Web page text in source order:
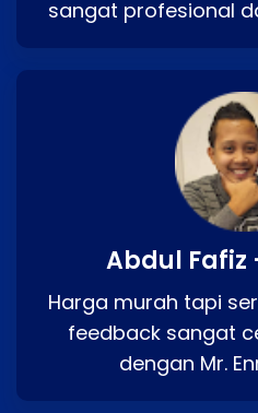
sangat profesional
Abdul Fafiz
Harga murah tapi
feedback sangat
dengan Mr.